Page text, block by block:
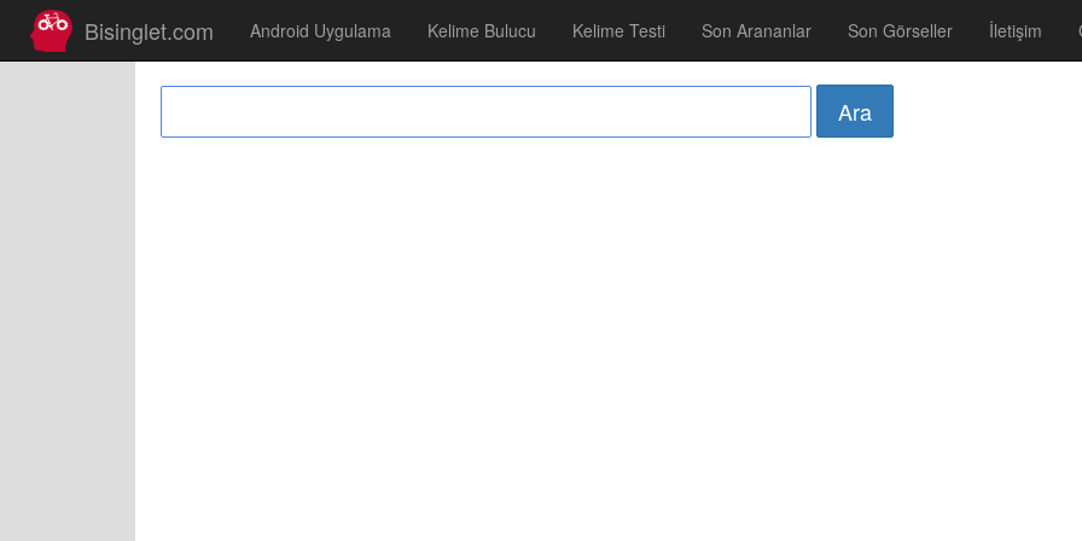
Bisinglet.com Android Uygulama Kelime Bulucu Kelime Testi Son Arananlar Son Görseller İletişim